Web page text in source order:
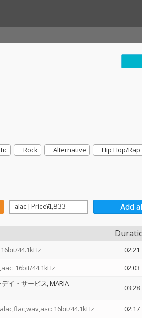
Rock Alternative Hip Hop/Rap
Add
44.1kHz
02:21
16bit/44.1kHz 02:03
デイ・サービス MARIA
03:28
alac,flac,wav,aac: 16bit/44.1kHz
02:17